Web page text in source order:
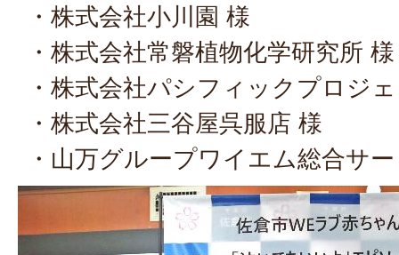
・株式会社小川園 様
・株式会社常磐植物化学研究所 様
・株式会社パシフィックプロジ
・株式会社三谷屋呉服店 様
・山万グループワイエム総合サ